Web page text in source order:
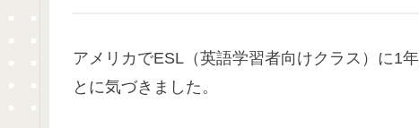
アメリカでESL（英語学習者向けクラス）に1年
とに気づきました。